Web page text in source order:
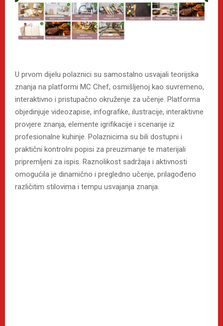
U prvom dijelu polaznici su samostalno usvajali teorijska
znanja na platformi MC Chef, osmišljenoj kao suvremeno,
interaktivno i pristupačno okruženje za učenje. Platforma
objedinjuje videozapise, infografike, ilustracije, interaktivne
provjere znanja, elemente igrifikacije i scenarije iz
profesionalne kuhinje. Polaznicima su bili dostupni i
praktični kontrolni popisi za preuzimanje te materijali
pripremljeni za ispis. Raznolikost sadržaja i aktivnosti
omogućila je dinamično i pregledno učenje, prilagođeno
različitim stilovima i tempu usvajanja znanja.